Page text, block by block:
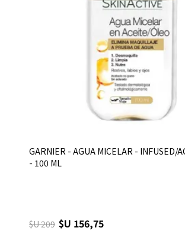
GARNIER - AGUA MICELAR - INFUSED/
- 100 ML
$U 209 $U 156,75